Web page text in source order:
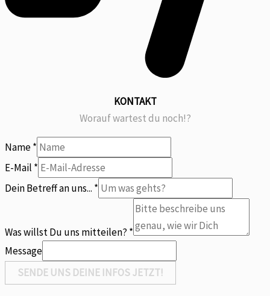
KONTAKT
Worauf wartest du noch!?
Name*
mitteilen?
E-
E-Mail *
Dein Betreff an uns... *
Was willst Du uns mitteilen? *
Message
SENDE UNS DEINE INFOS JETZT!